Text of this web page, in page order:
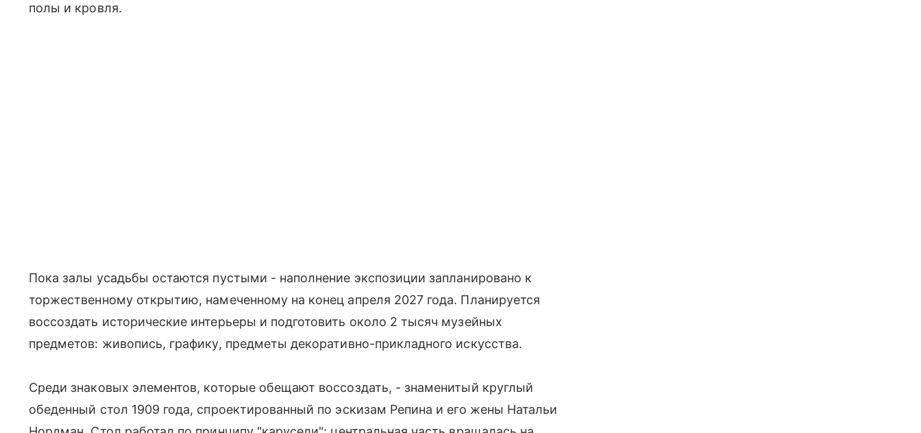
полы и кровля.
Пока залы усадьбы остаются пустыми - наполнение экспозиции запланировано к
торжественному открытию, намеченному на конец апреля 2027 года. Планируется
воссоздать исторические интерьеры и подготовить около 2 тысяч музейных
предметов: живопись, графику, предметы декоративно-прикладного искусства.
Среди знаковых элементов, которые обещают воссоздать, - знаменитый круглый
обеденный стол 1909 года, спроектированный по эскизам Репина и его жены Натальи